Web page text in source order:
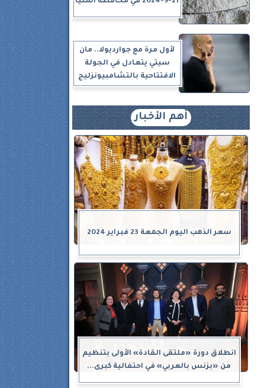
لأول مرة مع جوارديولا.. مان
سيتي يتعادل في الجولة
الافتتاحية بالتشامبيونزليج
أهم الأخبار
سعر الذهب اليوم الجمعة 23 فبراير 2024
انطلاق دورة «ملتقى القادة» الأولى بتنظيم
من «بزنس بالعربي» في احتفالية كبرى...